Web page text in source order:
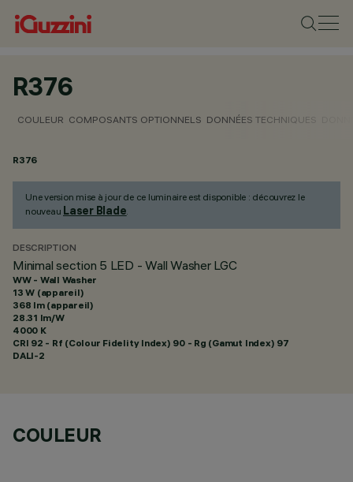
R376
COULEUR COMPOSANTS OPTIONNELS DONNÉES TECHNIQUES
R376
Une version mise à jour de ce luminaire est disponible : découvrez le
nouveau Laser Blade.
DESCRIPTION
Minimal section 5 LED - Wall Washer LGC
WW - Wall Washer
13 W (appareil)
368 lm (appareil)
28.31 lm/W
4000 K
CRI 92 - Rf (Colour Fidelity Index) 90 - Rg (Gamut Index) 97
DALI-2
COULEUR